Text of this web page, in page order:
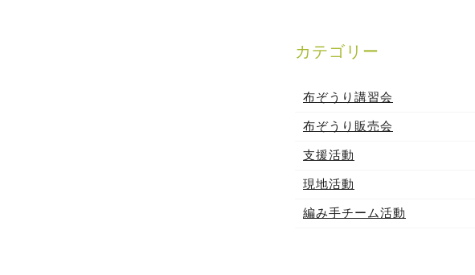
カテゴリー
布ぞうり講習会
布ぞうり販売会
支援活動
現地活動
編み手チーム活動